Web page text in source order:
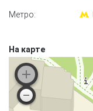
Метро:
На карте